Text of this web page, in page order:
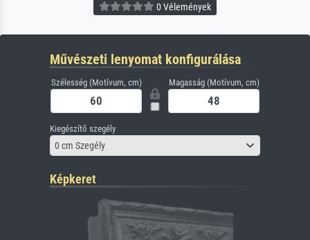
0 Vélemények
Művészeti lenyomat konfigurálása
Szélesség (Motívum, cm) Magasság (Motívum, cm)
Kiegészítő szegély
0 cm Szegély
Képkeret